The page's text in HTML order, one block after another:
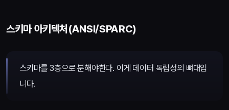
스키마 아키텍처(ANSI/SPARC)
스키마를 3층으로 분해야한다. 이게 데이터 독립성의 뼈대입
니다.